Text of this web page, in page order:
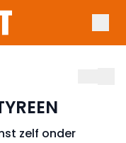
zelf onder